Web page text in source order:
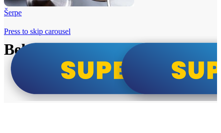
Šerpe
Beko i Tesla super cene
Press to skip carousel